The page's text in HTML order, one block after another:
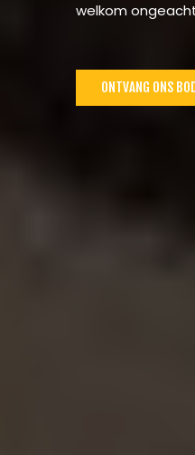
welkom
ONTVANG ONS